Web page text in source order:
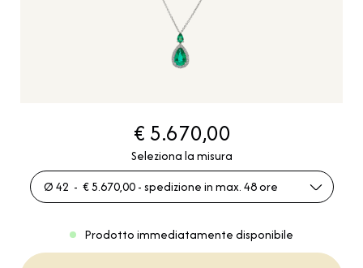
€ 5.670,00
Seleziona la misura
Ø 42 - € 5.670,00 - spedizione in max. 48 ore
Prodotto immediatamente disponibile